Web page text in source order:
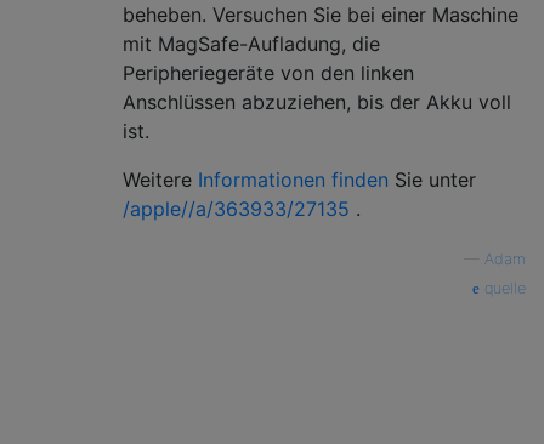
beheben. Versuchen Sie bei einer Maschine
mit MagSafe-Aufladung, die
Peripheriegeräte von den linken
Anschlüssen abzuziehen, bis der Akku voll
ist.
Weitere Informationen finden Sie unter
/apple//a/363933/27135 .
Adam
quelle